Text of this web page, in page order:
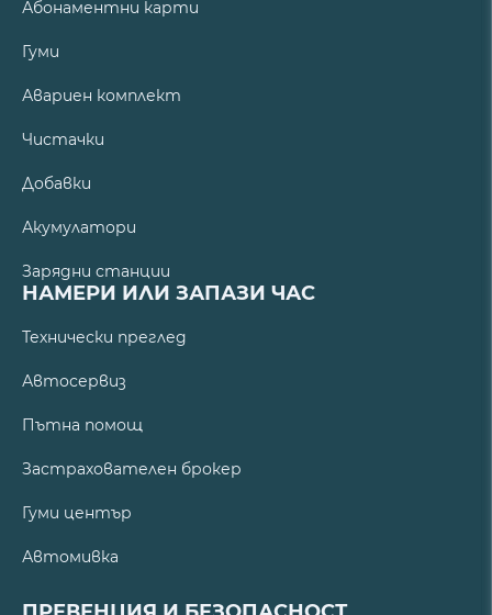
Абонаментни карти
Гуми
Авариен комплект
Чистачки
Добавки
Акумулатори
Зарядни станции
НАМЕРИ ИЛИ ЗАПАЗИ ЧАС
Технически преглед
Автосервиз
Пътна помощ
Застрахователен брокер
Гуми център
Автомивка